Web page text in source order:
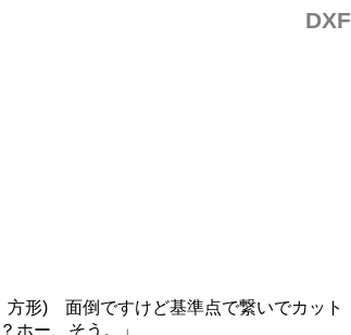
DXF
方形) 面倒ですけど基準点で繋いでカット
ホー、そう。」